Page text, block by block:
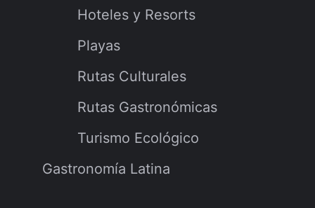
Hoteles y Resorts
Playas
Rutas Culturales
Rutas Gastronómicas
Turismo Ecológico
Gastronomía Latina